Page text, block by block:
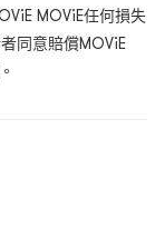
MOViE任何損失
同意賠償MOViE